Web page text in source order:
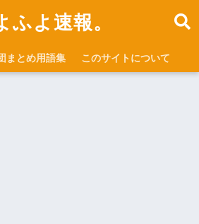
ふよ速報。
まとめ用語集 このサイトについて